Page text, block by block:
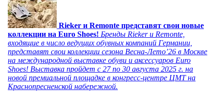
Rieker и Remonte представят свои новые
коллекции на Euro Shoes! Бренды Rieker и Remonte,
входящие в число ведущих обувных компаний Германии,
представят свои коллекции сезона Весна-Лето’26 в Москве
на международной выставке обуви и аксессуаров Euro
Shoes! Выставка пройдет c 27 по 30 августа 2025 г. на
новой премиальной площадке в конгресс-центре ЦМТ на
Краснопресненской набережной.